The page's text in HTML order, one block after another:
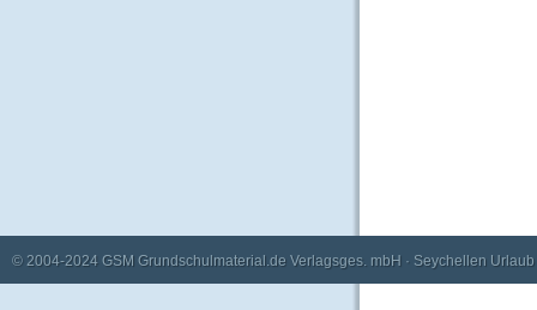
© 2004-2024 GSM Grundschulmaterial.de Verlagsges. mbH · Seychellen Urlaub